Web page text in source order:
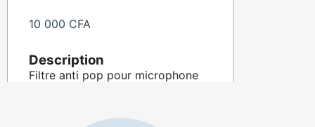
10 000 CFA
Description
Filtre anti pop pour microphone